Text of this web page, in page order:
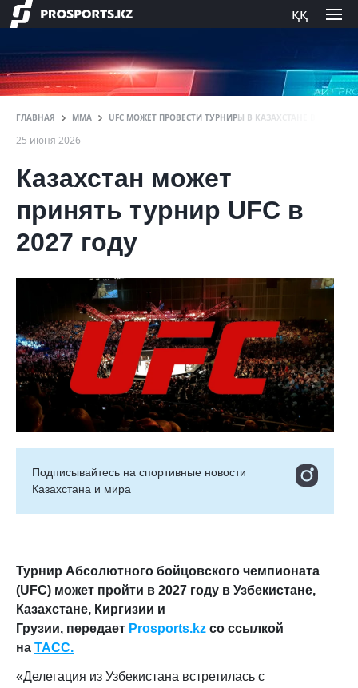
ққ
ГЛАВНАЯ ММА UFC МОЖЕТ ПРОВЕСТИ ТУРНИРЫ В КАЗАХСТАНЕ В 2027
25 июня 2026
Казахстан может
принять турнир UFC в
2027 году
Подписывайтесь на cпортивные новости
Казахстана и мира
Турнир Абсолютного бойцовского чемпионата
(UFC) может пройти в 2027 году в Узбекистане,
Казахстане, Киргизии и
Грузии, передает Prosports.kz со ссылкой
на ТАСС.
«Делегация из Узбекистана встретилась с